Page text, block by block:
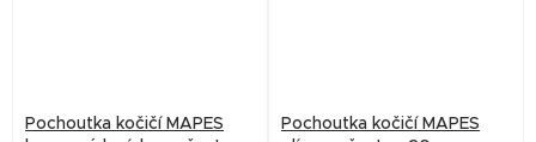
Pochoutka kočičí MAPES
Pochoutka kočičí MAPES